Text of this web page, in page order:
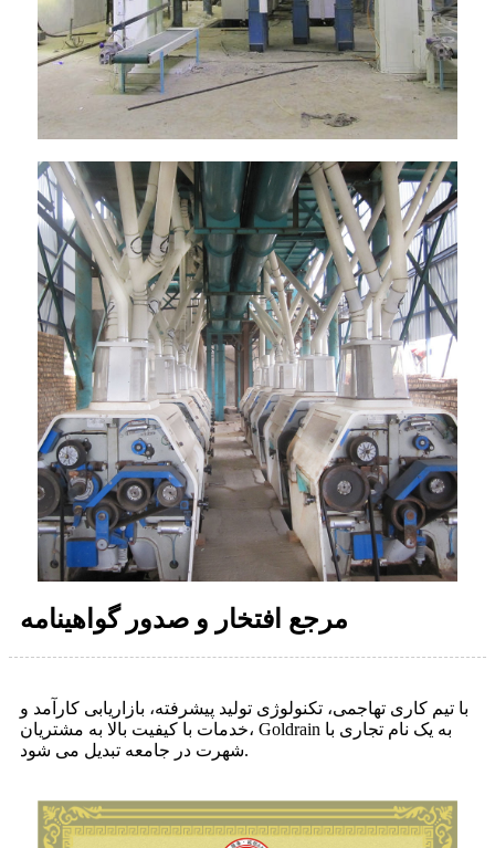
مرجع افتخار و صدور گواهینامه
با تیم کاری تهاجمی، تکنولوژی تولید پیشرفته، بازاریابی کارآمد و
خدمات با کیفیت بالا به مشتریان، Goldrain به یک نام تجاری با
شهرت در جامعه تبدیل می شود.